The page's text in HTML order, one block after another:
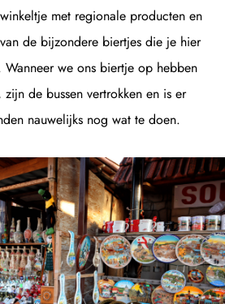
met regionale producten en
de bijzondere biertjes die je hier
we ons biertje op hebben
de bussen vertrokken en is er
nauwelijks nog wat te doen.